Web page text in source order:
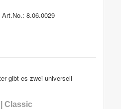
8.06.0029
gibt es zwei universell
Classic